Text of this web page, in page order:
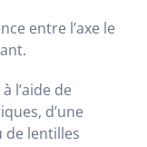
entre l’axe le
l’aide de
d’une
de lentilles